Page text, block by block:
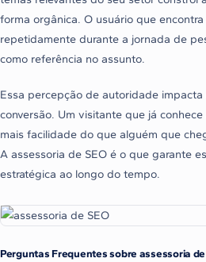
forma orgânica. O usuário que
repetidamente durante a jornada de
como referência no assunto.
Essa percepção de autoridade
conversão. Um visitante que já
mais facilidade do que alguém que
A assessoria de SEO é o que garante
estratégica ao longo do tempo.
Perguntas Frequentes sobre assessoria de